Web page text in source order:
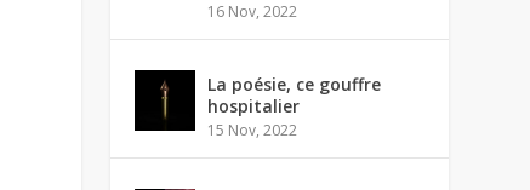
16 Nov, 2022
La poésie, ce gouffre
hospitalier
15 Nov, 2022